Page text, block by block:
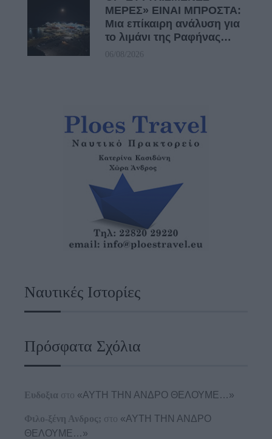
ΜΕΡΕΣ» ΕΙΝΑΙ ΜΠΡΟΣΤΑ:
Μια επίκαιρη ανάλυση για
το λιμάνι της Ραφήνας…
06/08/2026
Ναυτικές Ιστορίες
Πρόσφατα Σχόλια
Ευδοξια στο «ΑΥΤΗ ΤΗΝ ΑΝΔΡΟ ΘΕΛΟΥΜΕ…»
Φιλο-ξένη Ανδρος; στο «ΑΥΤΗ ΤΗΝ ΑΝΔΡΟ
ΘΕΛΟΥΜΕ…»